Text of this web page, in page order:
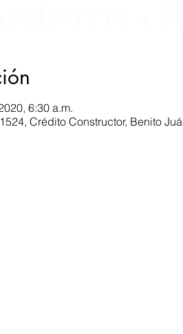
6:30 a.m.
Crédito Constructor, Benito